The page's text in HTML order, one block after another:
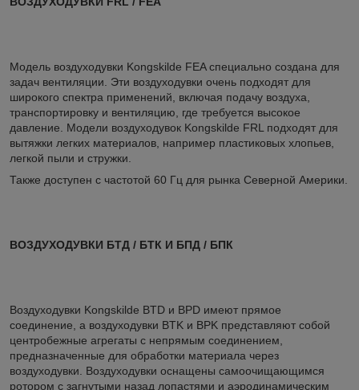
Модель воздуходувки Kongskilde FEA специально создана для
задач вентиляции. Эти воздуходувки очень подходят для
широкого спектра применений, включая подачу воздуха,
транспортировку и вентиляцию, где требуется высокое
давление. Модели воздуходувок Kongskilde FRL подходят для
вытяжки легких материалов, например пластиковых хлопьев,
легкой пыли и стружки.
Также доступен с частотой 60 Гц для рынка Северной Америки.
ВОЗДУХОДУВКИ БТД / БТК И БПД / БПК
Воздуходувки Kongskilde BTD и BPD имеют прямое
соединение, а воздуходувки BTK и BPK представляют собой
центробежные агрегаты с непрямым соединением,
предназначенные для обработки материала через
воздуходувки. Воздуходувки оснащены самоочищающимся
ротором с загнутыми назад лопастями и аэродинамическим